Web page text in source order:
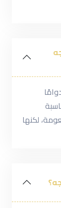
لكنها